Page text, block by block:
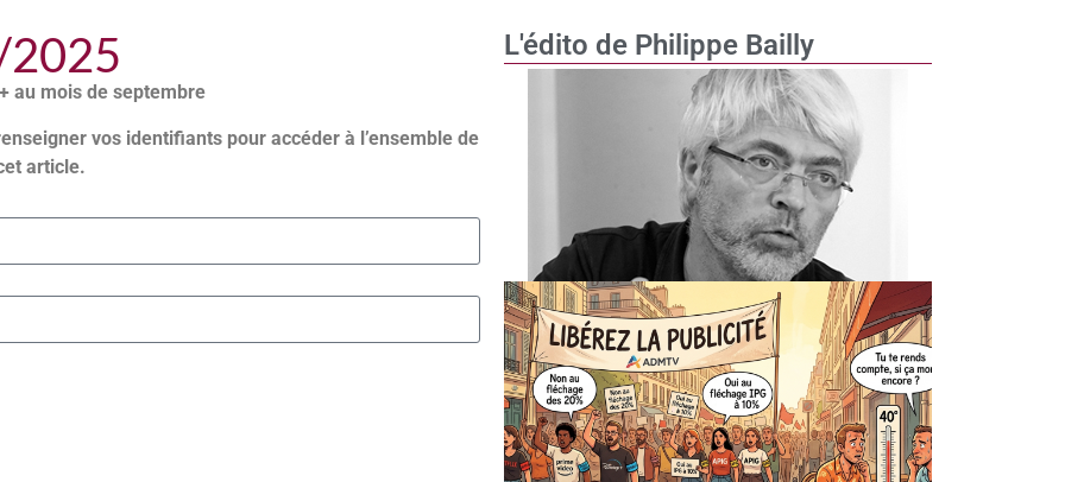
L'édito de Philippe Bailly
au mois de septembre
vos identifiants pour accéder à l’ensemble de
article.